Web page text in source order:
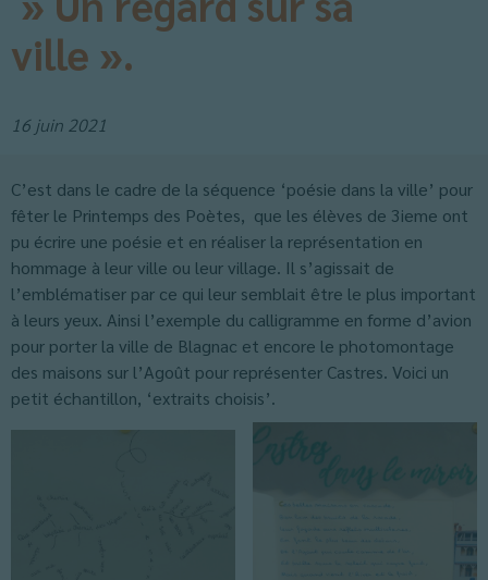
ville ».
16 juin 2021
C’est dans le cadre de la séquence ‘poésie dans la ville’ pour
fêter le Printemps des Poètes, que les élèves de 3ieme ont
pu écrire une poésie et en réaliser la représentation en
hommage à leur ville ou leur village. Il s’agissait de
l’emblématiser par ce qui leur semblait être le plus important
à leurs yeux. Ainsi l’exemple du calligramme en forme d’avion
pour porter la ville de Blagnac et encore le photomontage
des maisons sur l’Agoût pour représenter Castres. Voici un
petit échantillon, ‘extraits choisis’.